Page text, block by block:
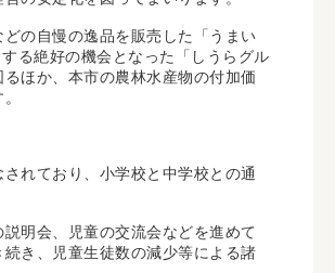
の自慢の逸品を販売した「うまい
る絶好の機会となった「しうらグル
ほか、本市の農林水産物の付加価
れており、小学校と中学校との通
明会、児童の交流会などを進めて
き、児童生徒数の減少等による諸